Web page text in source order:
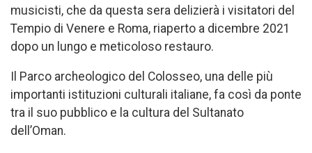
musicisti, che da questa sera delizierà i visitatori del
Tempio di Venere e Roma, riaperto a dicembre 2021
dopo un lungo e meticoloso restauro.
Il Parco archeologico del Colosseo, una delle più
importanti istituzioni culturali italiane, fa così da ponte
tra il suo pubblico e la cultura del Sultanato
dell’Oman.